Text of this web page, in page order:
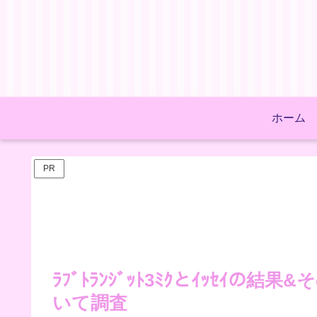
ホーム
PR
ﾗﾌﾞﾄﾗﾝｼﾞｯﾄ3ﾐｸとｲｯｾｲの結果
いて調査